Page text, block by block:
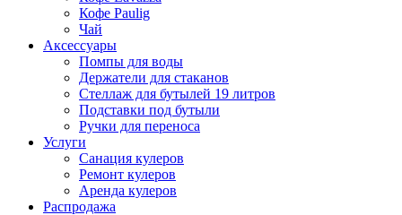
Кофе Paulig
Чай
Аксессуары
Помпы для воды
Держатели для стаканов
Стеллаж для бутылей 19 литров
Подставки под бутыли
Ручки для переноса
Услуги
Санация кулеров
Ремонт кулеров
Аренда кулеров
Распродажа